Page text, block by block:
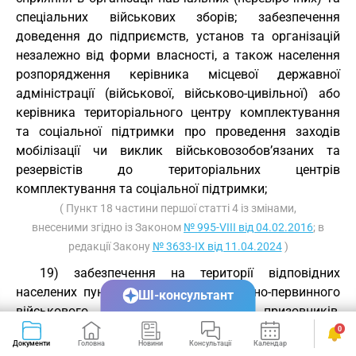
спеціальних військових зборів; забезпечення
доведення до підприємств, установ та організацій
незалежно від форми власності, а також населення
розпорядження керівника місцевої державної
адміністрації (військової, військово-цивільної) або
керівника територіального центру комплектування
та соціальної підтримки про проведення заходів
мобілізації чи виклик військовозобов’язаних та
резервістів до територіальних центрів
комплектування та соціальної підтримки;
( Пункт 18 частини першої статті 4 із змінами,
внесеними згідно із Законом № 995-VIII від 04.02.2016; в
редакції Закону № 3633-IX від 11.04.2024)
19) забезпечення на території відповідних
населених пунктів ведення персонально-первинного
військового обліку призовників,
військовозобов’язаних і резервістів, забезпечення
бронювання військовозобов’язаних на період
Документи Головна Новини Консультації Календар Сервіси
0
ШІ-консультант